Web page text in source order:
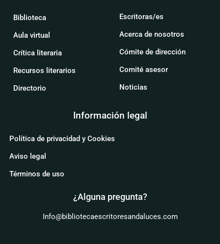
Biblioteca
Aula virtual
Crítica literaria
Recursos literarios
Directorio
Escritoras/es
Acerca de nosotros
Cómite de dirección
Comité asesor
Noticias
Información legal
Política de privacidad y Cookies
Aviso legal
Términos de uso
¿Alguna pregunta?
Info@bibliotecaescritoresandaluces.com